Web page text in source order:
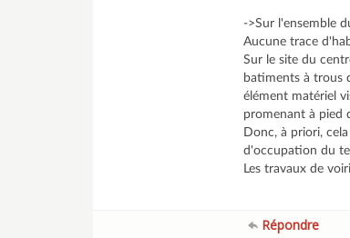
->Sur l'ensemble
Aucune trace
Sur le site du
batiments à trous
élément matériel
promenant à pied
Donc, à priori,
d'occupation du
Les travaux de
Répondre